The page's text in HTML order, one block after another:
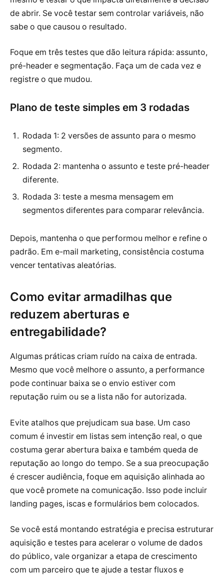
de abrir. Se você testar sem controlar variáveis, não
sabe o que causou o resultado.
Foque em três testes que dão leitura rápida: assunto,
pré-header e segmentação. Faça um de cada vez e
registre o que mudou.
Plano de teste simples em 3 rodadas
Rodada 1: 2 versões de assunto para o mesmo
segmento.
Rodada 2: mantenha o assunto e teste pré-header
diferente.
Rodada 3: teste a mesma mensagem em
segmentos diferentes para comparar relevância.
Depois, mantenha o que performou melhor e refine o
padrão. Em e-mail marketing, consistência costuma
vencer tentativas aleatórias.
Como evitar armadilhas que
reduzem aberturas e
entregabilidade?
Algumas práticas criam ruído na caixa de entrada.
Mesmo que você melhore o assunto, a performance
pode continuar baixa se o envio estiver com
reputação ruim ou se a lista não for autorizada.
Evite atalhos que prejudicam sua base. Um caso
comum é investir em listas sem intenção real, o que
costuma gerar abertura baixa e também queda de
reputação ao longo do tempo. Se a sua preocupação
é crescer audiência, foque em aquisição alinhada ao
que você promete na comunicação. Isso pode incluir
landing pages, iscas e formulários bem colocados.
Se você está montando estratégia e precisa estruturar
aquisição e testes para acelerar o volume de dados
do público, vale organizar a etapa de crescimento
com um parceiro que te ajude a testar fluxos e